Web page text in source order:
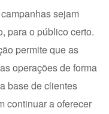
sejam
para o público certo.
permite que as
operações de forma
base de clientes
continuar a oferecer